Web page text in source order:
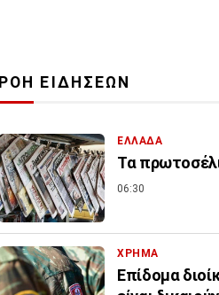
ΡΟΗ ΕΙΔΗΣΕΩΝ
ΕΛΛΑΔΑ
Τα
06:30
ΧΡΗΜΑ
Επίδομα